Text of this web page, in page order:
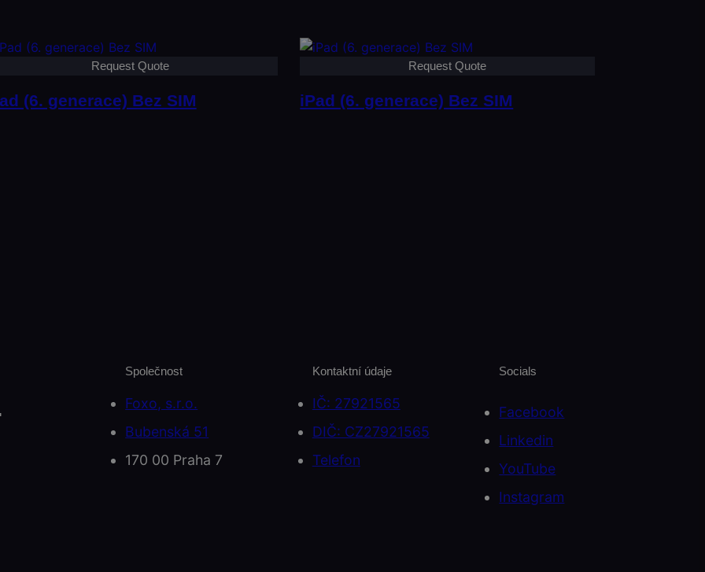
Request Quote
(6. generace) Bez SIM
Request Quote
iPad (6. generace) Bez SIM
Společnost
Foxo, s.r.o.
Bubenská 51
170 00 Praha 7
Kontaktní údaje
IČ: 27921565
DIČ: CZ27921565
Telefon
Socials
Facebook
Linkedin
YouTube
Instagram